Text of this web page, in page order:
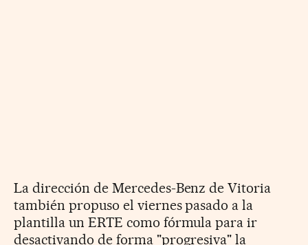
La dirección de Mercedes-Benz de Vitoria
también propuso el viernes pasado a la
plantilla un ERTE como fórmula para ir
desactivando de forma "progresiva" la